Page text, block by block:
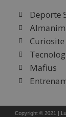
Deporte
Mafius
Copyright © 2021 |